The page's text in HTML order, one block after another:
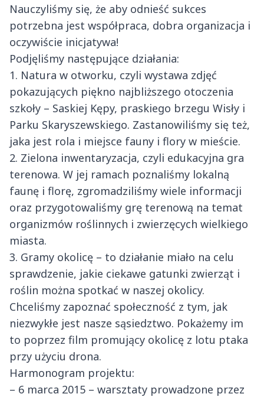
Nauczyliśmy się, że aby odnieść sukces
potrzebna jest współpraca, dobra organizacja i
oczywiście inicjatywa!
Podjęliśmy następujące działania:
1. Natura w otworku, czyli wystawa zdjęć
pokazujących piękno najbliższego otoczenia
szkoły – Saskiej Kępy, praskiego brzegu Wisły i
Parku Skaryszewskiego. Zastanowiliśmy się też,
jaka jest rola i miejsce fauny i flory w mieście.
2. Zielona inwentaryzacja, czyli edukacyjna gra
terenowa. W jej ramach poznaliśmy lokalną
faunę i florę, zgromadziliśmy wiele informacji
oraz przygotowaliśmy grę terenową na temat
organizmów roślinnych i zwierzęcych wielkiego
miasta.
3. Gramy okolicę – to działanie miało na celu
sprawdzenie, jakie ciekawe gatunki zwierząt i
roślin można spotkać w naszej okolicy.
Chceliśmy zapoznać społeczność z tym, jak
niezwykłe jest nasze sąsiedztwo. Pokażemy im
to poprzez film promujący okolicę z lotu ptaka
przy użyciu drona.
Harmonogram projektu:
– 6 marca 2015 – warsztaty prowadzone przez